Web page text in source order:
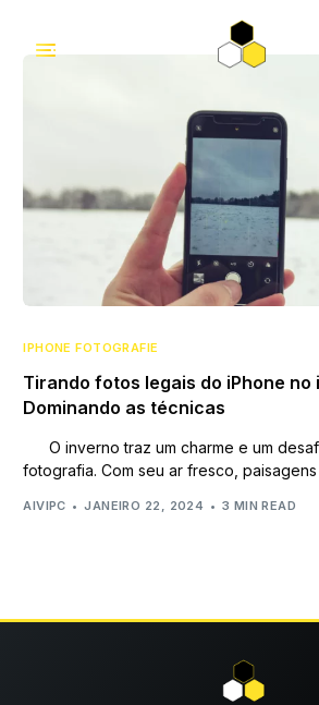
IPHONE FOTOGRAFIE
Tirando fotos legais do iPhone no
Dominando as técnicas
O inverno traz um charme e um
fotografia. Com seu ar fresco,
AIVIPC JANEIRO 22, 2024 3 MIN READ